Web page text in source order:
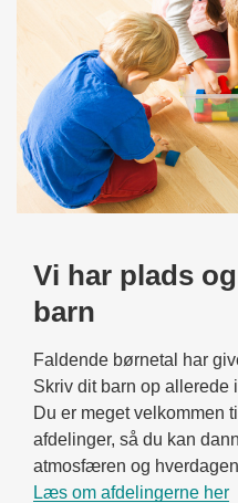
Vi har plads
barn
Faldende børnetal har
Skriv dit barn op allerede
Du er meget velkommen
afdelinger, så du kan
atmosfæren og
Læs om afdelingerne her